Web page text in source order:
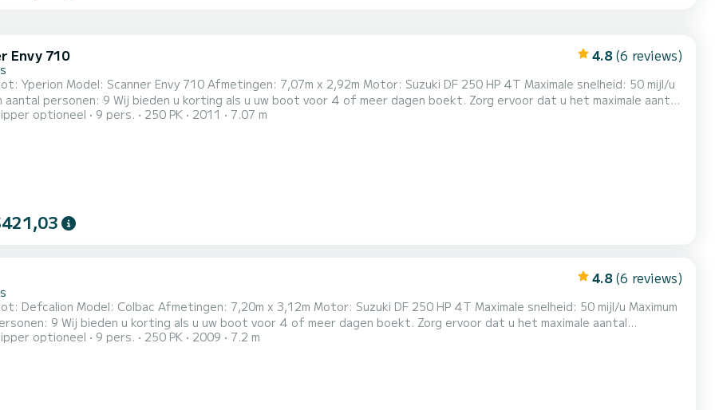
Envy 710 4.8 (6 reviews)
Yperion Model: Scanner Envy 710 Afmetingen: 7,07m x 2,92m Motor: Suzuki DF 250 HP 4T Maximale snelheid: 50 mijl/u
korting als u uw boot voor 4 of meer dagen boekt. Zorg ervoor dat u het maximale aantal
vaarbewijs of met een professionele schipper. Met deze boot kunt u heel Paxos en
optioneel 9 pers. 250 PK 2011 7.07 m
4.8 (6 reviews)
Afmetingen: 7,20m x 3,12m Motor: Suzuki DF 250 HP 4T Maximale snelheid: 50 mijl/u Maximum
4 of meer dagen boekt. Zorg ervoor dat u het maximale aantal
vaarbewijs of met een professionele schipper. Met deze boot kunt u heel Paxos en
optioneel 9 pers. 250 PK 2009 7.2 m